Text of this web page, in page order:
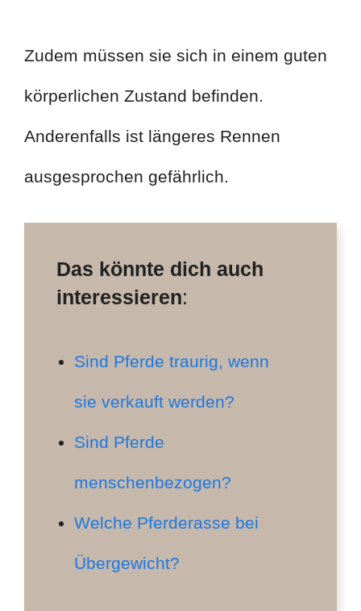
Zudem müssen sie sich in einem guten
körperlichen Zustand befinden.
Anderenfalls ist längeres Rennen
ausgesprochen gefährlich.
Das könnte dich auch
interessieren:
Sind Pferde traurig, wenn
sie verkauft werden?
Sind Pferde
menschenbezogen?
Welche Pferderasse bei
Übergewicht?